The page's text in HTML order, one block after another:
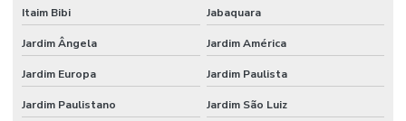
Etiquetas Para Superfícies Removíveis
Itaim Bibi Jabaquara
Jardim Ângela Jardim América
Jardim Europa Jardim Paulista
Jardim Paulistano Jardim São Luiz